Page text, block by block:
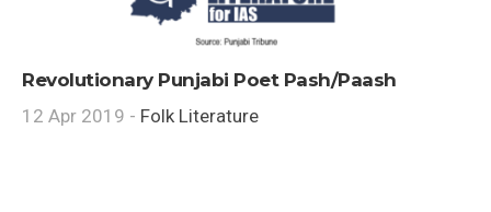
Revolutionary Punjabi Poet Pash/Paash
12 Apr 2019 - Folk Literature